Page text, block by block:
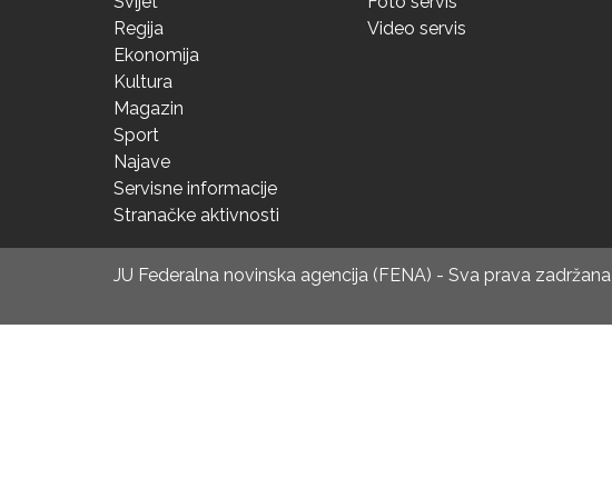
Regija
Ekonomija
Kultura
Magazin
Sport
Najave
Servisne informacije
Stranačke aktivnosti
Video servis
JU Federalna novinska agencija (FENA) - Sva prava zadržana